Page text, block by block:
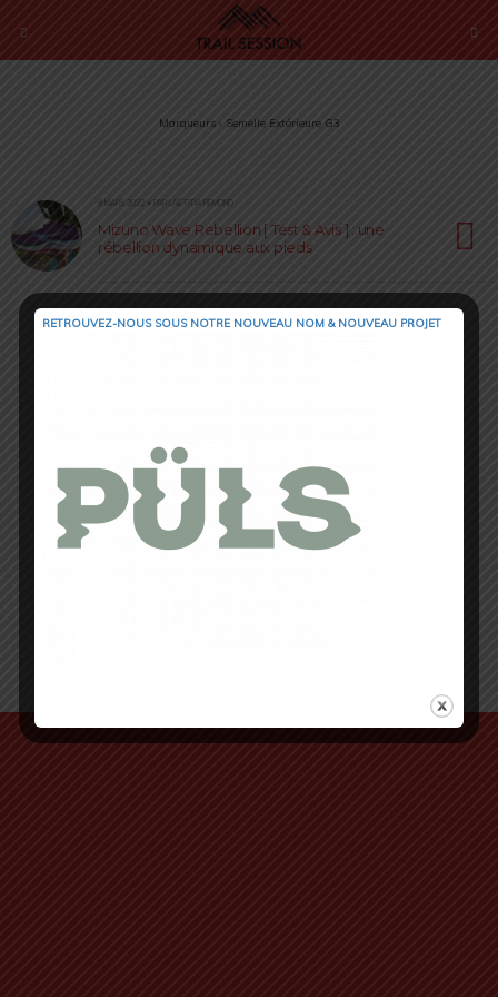
Marqueurs › Semelle Extérieure G3
8 MARS 2022 • PAR LAËTITIA RÉMOND
Mizuno Wave Rebellion [ Test & Avis ] : une
rébellion dynamique aux pieds
RETROUVEZ-NOUS SOUS NOTRE NOUVEAU NOM & NOUVEAU PROJET